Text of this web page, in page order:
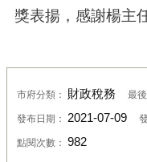
獎表揚，感謝楊主
市府分類： 財政稅務 最
發布日期： 2021-07-09
點閱次數： 982